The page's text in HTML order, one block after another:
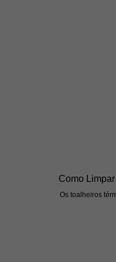
Como
Os toalheiros